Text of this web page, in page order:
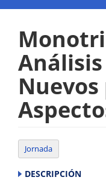
Jornada
DESCRIPCIÓN